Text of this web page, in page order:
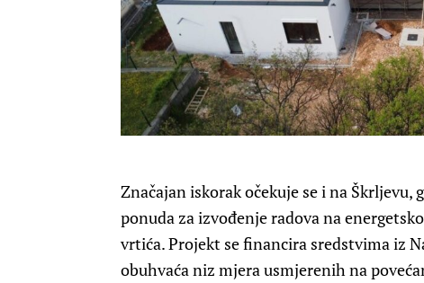
Značajan iskorak očekuje se i na
ponuda za izvođenje radova na
vrtića. Projekt se financira sredstvima iz
obuhvaća niz mjera usmjerenih na